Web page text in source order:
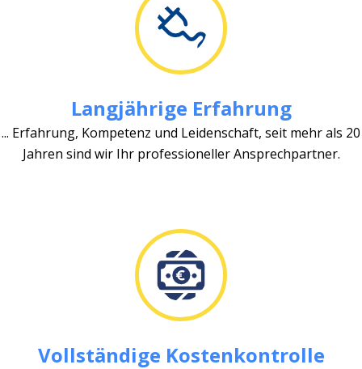
Langjährige Erfahrung
... Erfahrung, Kompetenz und Leidenschaft, seit mehr als 20
Jahren sind wir Ihr professioneller Ansprechpartner.
Vollständige Kostenkontrolle